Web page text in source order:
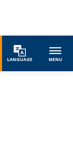
LANGUAGE MENU